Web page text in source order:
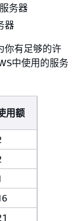
务器
器
你有足够的许
中使用的服务
用额